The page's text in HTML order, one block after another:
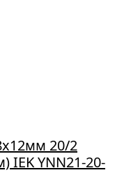
20/2
IEK YNN21-20-